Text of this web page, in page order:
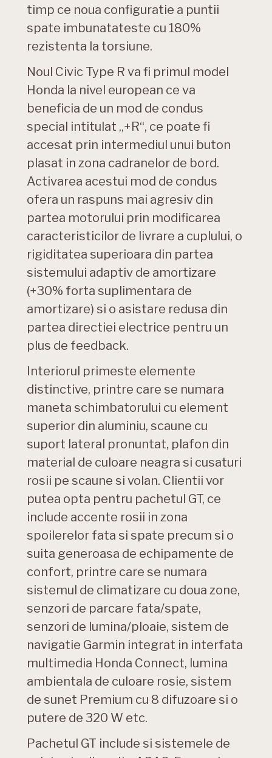
timp ce noua configuratie a puntii
spate imbunatateste cu 180%
rezistenta la torsiune.
Noul Civic Type R va fi primul model
Honda la nivel european ce va
beneficia de un mod de condus
special intitulat „+R“, ce poate fi
accesat prin intermediul unui buton
plasat in zona cadranelor de bord.
Activarea acestui mod de condus
ofera un raspuns mai agresiv din
partea motorului prin modificarea
caracteristicilor de livrare a cuplului, o
rigiditatea superioara din partea
sistemului adaptiv de amortizare
(+30% forta suplimentara de
amortizare) si o asistare redusa din
partea directiei electrice pentru un
plus de feedback.
Interiorul primeste elemente
distinctive, printre care se numara
maneta schimbatorului cu element
superior din aluminiu, scaune cu
suport lateral pronuntat, plafon din
material de culoare neagra si cusaturi
rosii pe scaune si volan. Clientii vor
putea opta pentru pachetul GT, ce
include accente rosii in zona
spoilerelor fata si spate precum si o
suita generoasa de echipamente de
confort, printre care se numara
sistemul de climatizare cu doua zone,
senzori de parcare fata/spate,
senzori de lumina/ploaie, sistem de
navigatie Garmin integrat in interfata
multimedia Honda Connect, lumina
ambientala de culoare rosie, sistem
de sunet Premium cu 8 difuzoare si o
putere de 320 W etc.
Pachetul GT include si sistemele de